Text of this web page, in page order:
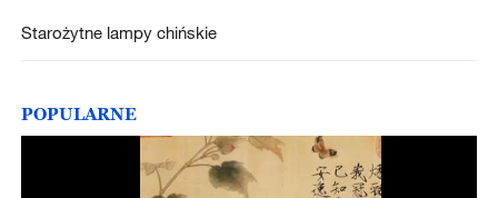
Starożytne lampy chińskie
POPULARNE